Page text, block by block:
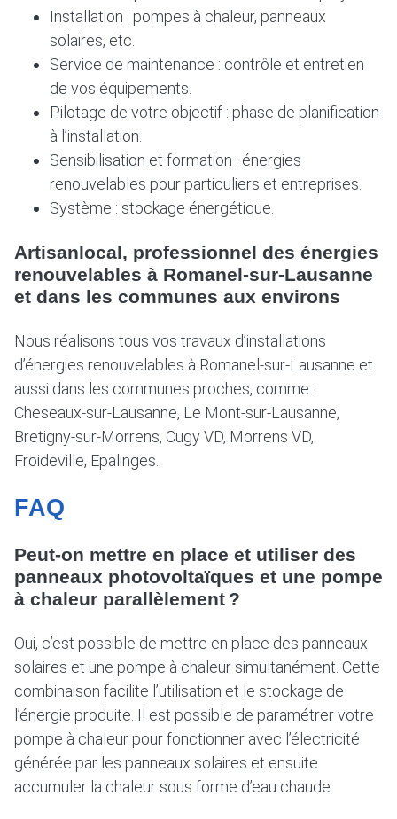
Installation : pompes à chaleur, panneaux
solaires, etc.
Service de maintenance : contrôle et entretien
de vos équipements.
Pilotage de votre objectif : phase de planification
à l’installation.
Sensibilisation et formation : énergies
renouvelables pour particuliers et entreprises.
Système : stockage énergétique.
Artisanlocal, professionnel des énergies
renouvelables à Romanel-sur-Lausanne
et dans les communes aux environs
Nous réalisons tous vos travaux d’installations
d’énergies renouvelables à Romanel-sur-Lausanne et
aussi dans les communes proches, comme :
Cheseaux-sur-Lausanne, Le Mont-sur-Lausanne,
Bretigny-sur-Morrens, Cugy VD, Morrens VD,
Froideville, Epalinges..
FAQ
Peut-on mettre en place et utiliser des
panneaux photovoltaïques et une pompe
à chaleur parallèlement ?
Oui, c’est possible de mettre en place des panneaux
solaires et une pompe à chaleur simultanément. Cette
combinaison facilite l’utilisation et le stockage de
l’énergie produite. Il est possible de paramétrer votre
pompe à chaleur pour fonctionner avec l’électricité
générée par les panneaux solaires et ensuite
accumuler la chaleur sous forme d’eau chaude.